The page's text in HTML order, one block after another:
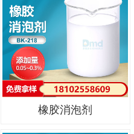
橡胶消泡剂